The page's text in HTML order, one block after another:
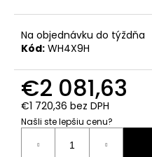
Na objednávku do týždňa
Kód: WH4X9H
€2 081,63
€1 720,36 bez DPH
Našli ste lepšiu cenu?
Jednotková
cena:
m
e
PYLONTECH
BATÉRIA
FORCE
H3
KWH)